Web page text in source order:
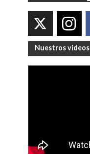
Nuestros videos